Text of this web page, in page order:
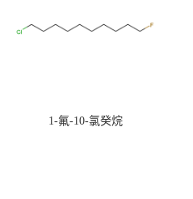
1-氟-10-氯癸烷